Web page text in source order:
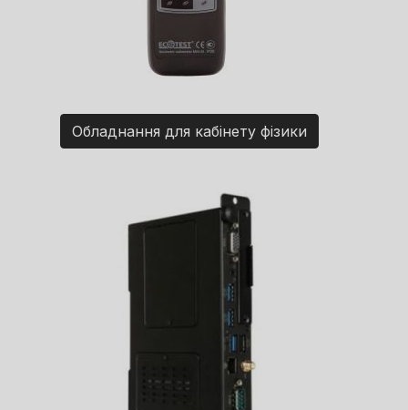
Обладнання для кабінету фізики